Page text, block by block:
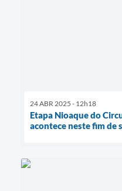
24 ABR 2025 - 12h18
Etapa Nioaque do
acontece neste fim de